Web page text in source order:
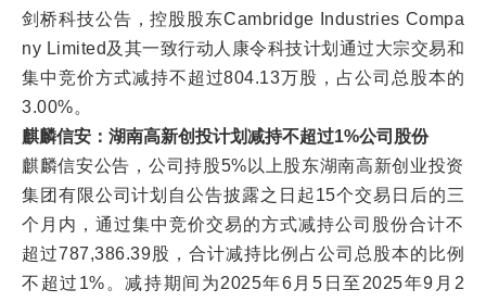
剑桥科技公告，控股股东Cambridge Industries Compa
ny Limited及其一致行动人康令科技计划通过大宗交易和
集中竞价方式减持不超过804.13万股，占公司总股本的
3.00%。
麒麟信安：湖南高新创投计划减持不超过1%公司股份
麒麟信安公告，公司持股5%以上股东湖南高新创业投资
集团有限公司计划自公告披露之日起15个交易日后的三
个月内，通过集中竞价交易的方式减持公司股份合计不
超过787,386.39股，合计减持比例占公司总股本的比例
不超过1%。减持期间为2025年6月5日至2025年9月2